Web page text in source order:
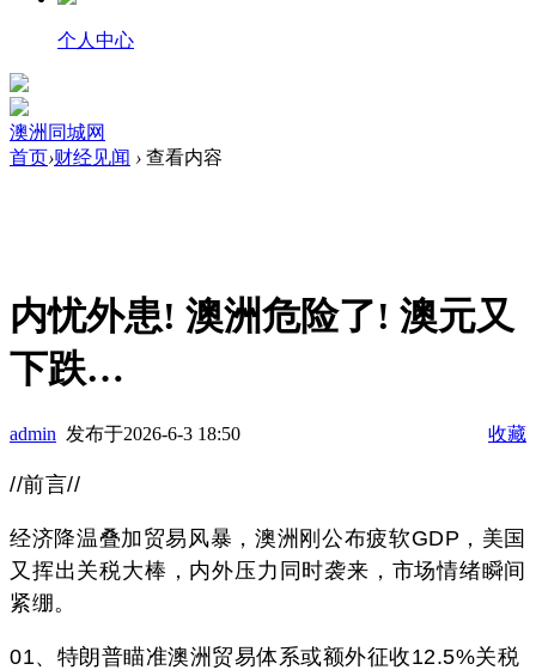
个人中心
澳洲同城网
首页›财经见闻 › 查看内容
内忧外患! 澳洲危险了! 澳元又
下跌…
admin 发布于2026-6-3 18:50 收藏
//前言//
经济降温叠加贸易风暴，澳洲刚公布疲软GDP，美国
又挥出关税大棒，内外压力同时袭来，市场情绪瞬间
紧绷。
01、特朗普瞄准澳洲贸易体系或额外征收12.5%关税